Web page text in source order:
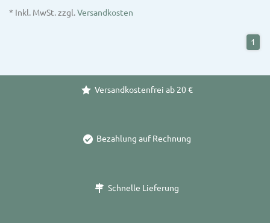
* Inkl. MwSt. zzgl.Versandkosten
1
Versandkostenfrei ab 20 €
Bezahlung auf Rechnung
Schnelle Lieferung